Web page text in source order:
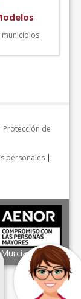
municipios
Protección de
personales |